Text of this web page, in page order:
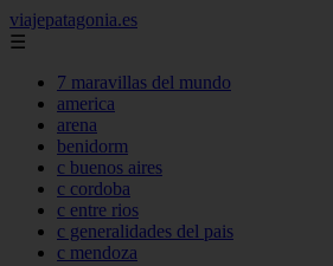
viajepatagonia.es
☰
7 maravillas del mundo
america
arena
benidorm
c buenos aires
c cordoba
c entre rios
c generalidades del pais
c mendoza